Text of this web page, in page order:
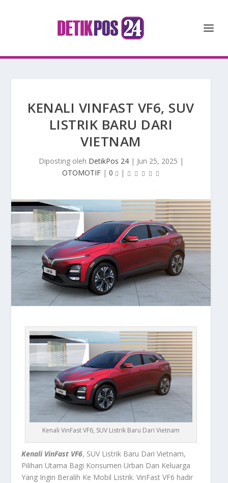
KENALI VINFAST VF6, SUV
LISTRIK BARU DARI
VIETNAM
Diposting oleh DetikPos 24| Jun 25, 2025 |
OTOMOTIF| 0 |
Kenali VinFast VF6, SUV Listrik Baru Dari Vietnam
Kenali VinFast VF6, SUV Listrik Baru Dari Vietnam,
Pilihan Utama Bagi Konsumen Urban Dan Keluarga
Yang Ingin Beralih Ke Mobil Listrik. VinFast VF6 hadir